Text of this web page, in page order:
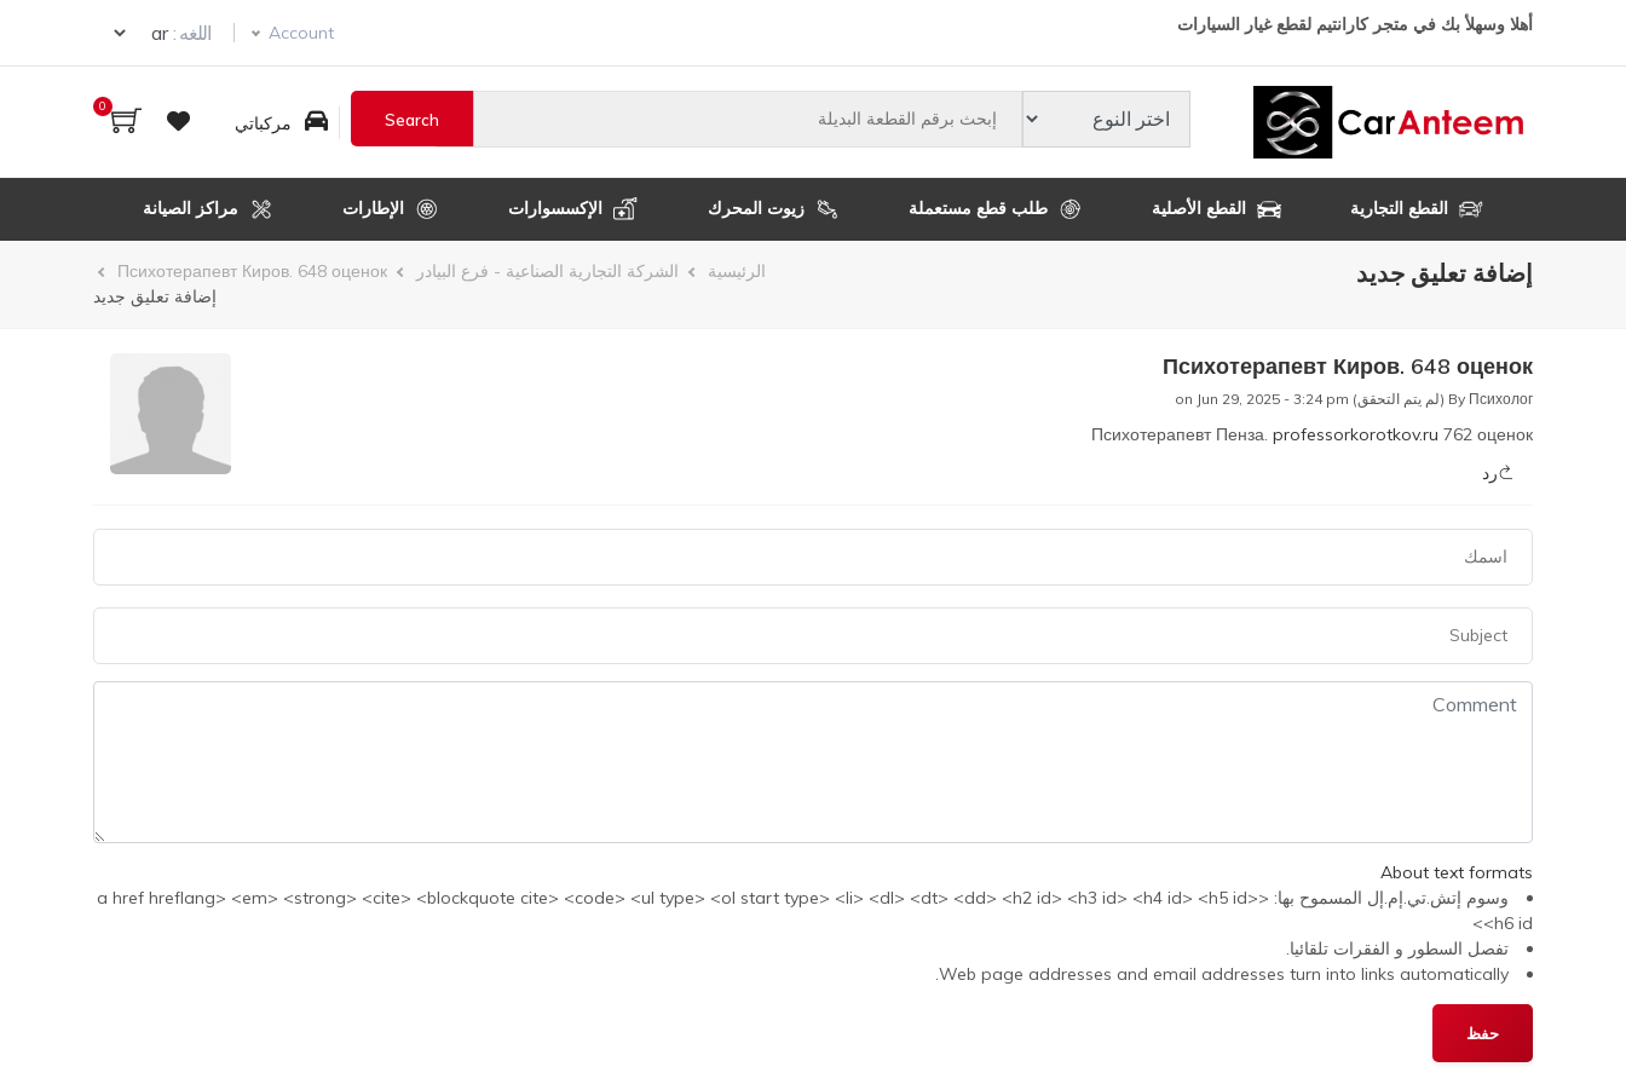
المحتوى
أهلا وسهلأ بك في متجر كارانتيم لقطع غيار السيارات Account اللغه :
Select your language
مركباتي
0
القطع التجارية القطع الأصلية طلب قطع مستعملة زيوت المحرك الإكسسوارات الإطارات مراكز الصيانة
إضافة تعليق جديد
مسارالرئيسية الشركة التجارية الصناعية - فرع البيادر
Психотерапевт Киров. 648 оценок
إضافة تعليق جديد
Психотерапевт Киров. 648 оценок
By Психолог (لم يتم التحقق)
Психотерапевт Пенза. professorkorotkov.ru 762 оценок
رد
About text formats
وسوم إتش.تي.إم.إل المسموح بها: <a href hreflang> <em> <strong> <cite> <blockquote cite> <code> <ul type> <ol start type> <li> <dl> <dt> <dd> <h2 id> <h3 id> <h4 id> <h5 id>
<h6 id>
تفصل السطور و الفقرات تلقائيا.
Web page addresses and email addresses turn into links automatically.